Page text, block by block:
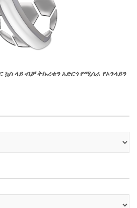
ላይ ብቻ ትኩረቱን አድርጎ የሚሰራ የኦንላይን